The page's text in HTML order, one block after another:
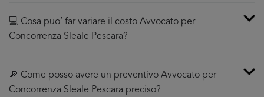
💻 Cosa puo’ far variare il costo Avvocato per
Concorrenza Sleale Pescara?
🔎 Come posso avere un preventivo Avvocato per
Concorrenza Sleale Pescara preciso?